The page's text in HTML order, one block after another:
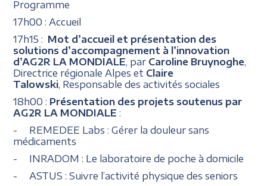
Programme
17h00 : Accueil
17h15 : Mot d’accueil et présentation des
solutions d’accompagnement à l’innovation
d’AG2R LA MONDIALE , par Caroline Bruynoghe
Directrice régionale Alpes et Claire
Talowski , Responsable des activités sociales
18h00 : Présentation des projets soutenus par
AG2R LA MONDIALE:
- REMEDEE Labs : Gérer la douleur sans
médicaments
- INRADOM : Le laboratoire de poche à domicile
- ASTUS : Suivre l’activité physique des seniors